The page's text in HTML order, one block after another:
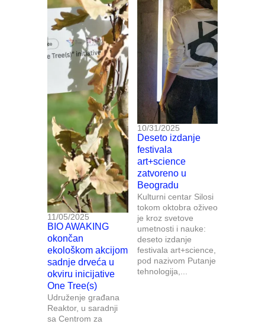
11/05/2025
BIO AWAKING
okončan
ekološkom akcijom
sadnje drveća u
okviru inicijative
One Tree(s)
Udruženje građana
Reaktor, u saradnji
sa Centrom za
10/31/2025
Deseto izdanje
festivala
art+science
zatvoreno u
Beogradu
Kulturni centar Silosi
tokom oktobra oživeo
je kroz svetove
umetnosti i nauke:
deseto izdanje
festivala art+science,
pod nazivom Putanje
tehnologija,...